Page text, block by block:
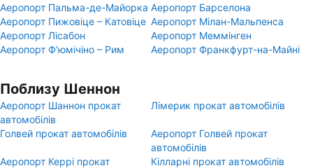
Аеропорт Пальма-де-Майорка Аеропорт Барселона
Аеропорт Пижовіце – Катовіце Аеропорт Мілан-Мальпенса
Аеропорт Лісабон
Аеропорт Меммінген
Аеропорт Ф'юмічіно – Рим
Аеропорт Франкфурт-на-Майні
Поблизу Шеннон
Аеропорт Шаннон прокат
автомобілів
Лімерик прокат автомобілів
Голвей прокат автомобілів
Аеропорт Голвей прокат
автомобілів
Аеропорт Керрі прокат
Кілларні прокат автомобілів